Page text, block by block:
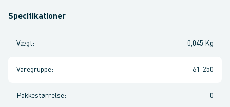
Specifikationer
Vægt: 0,045 Kg
Varegruppe: 61-250
Pakkestørrelse: 0